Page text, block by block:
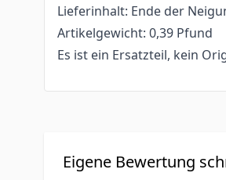
Lieferinhalt: Ende der
Artikelgewicht: 0,39 Pfund
Es ist ein Ersatzteil, kein
Eigene Bewertung